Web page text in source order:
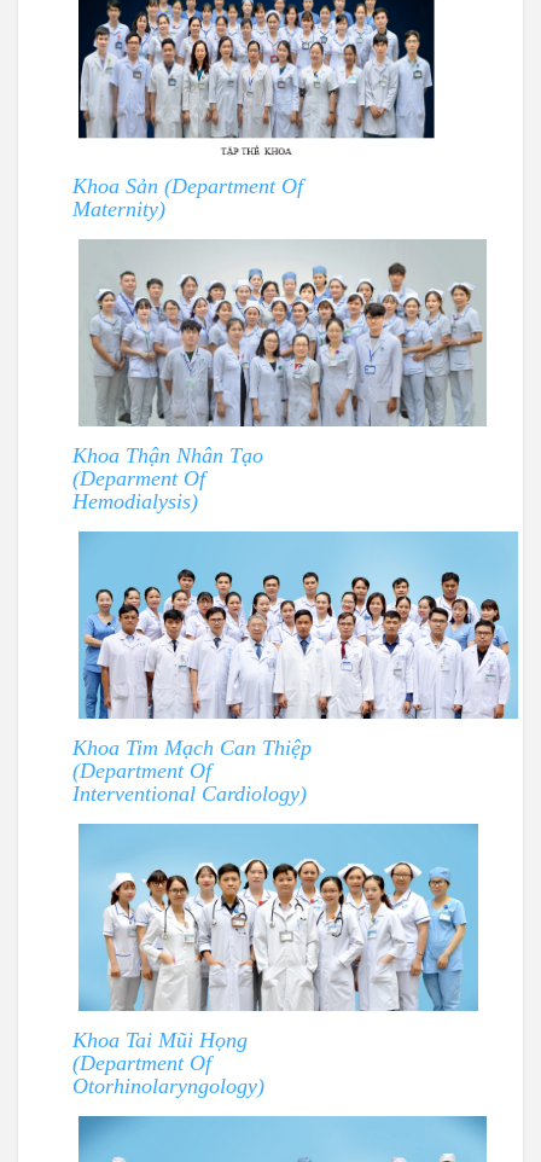
Khoa Sản (Department Of
Maternity)
Khoa Thận Nhân Tạo
(Deparment Of
Hemodialysis)
Khoa Tim Mạch Can Thiệp
(Department Of
Interventional Cardiology)
Khoa Tai Mũi Họng
(Department Of
Otorhinolaryngology)